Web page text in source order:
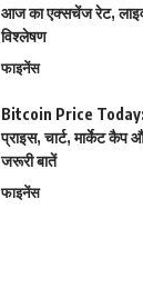
आज का एक्सचेंज रेट, लाइव
विश्लेषण
फाइनेंस
Bitcoin Price Today:
प्राइस, चार्ट, मार्केट
जरूरी बातें
फाइनेंस